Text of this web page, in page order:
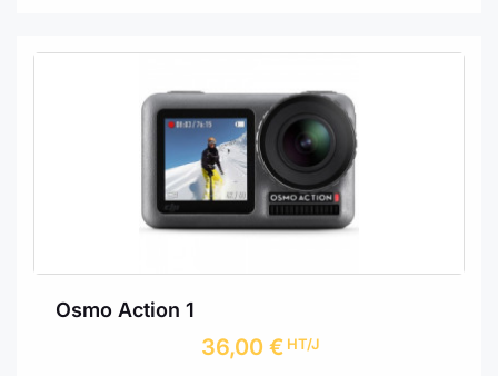
Osmo Action 1
36,00 € HT/J